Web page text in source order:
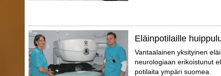
Eläinpotilaille
Vantaalainen yksityinen
neurologiaan erikoistunut
potilaita ympäri suomea.